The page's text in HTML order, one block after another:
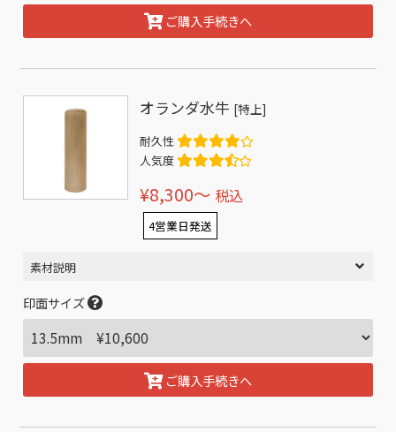
ご購入手続きへ
オランダ水牛 [特上]
耐久性
人気度
¥8,300〜 税込
4営業日発送
素材説明
印面サイズ
ご購入手続きへ